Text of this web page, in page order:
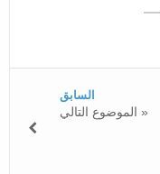
السابق
الموضوع التالي »